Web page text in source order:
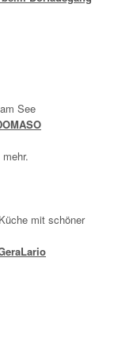
See
mit schöner